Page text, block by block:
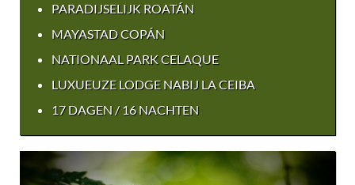
PARADIJSELIJK ROATÁN
MAYASTAD COPÁN
NATIONAAL PARK CELAQUE
LUXUEUZE LODGE NABIJ LA CEIBA
17 DAGEN / 16 NACHTEN